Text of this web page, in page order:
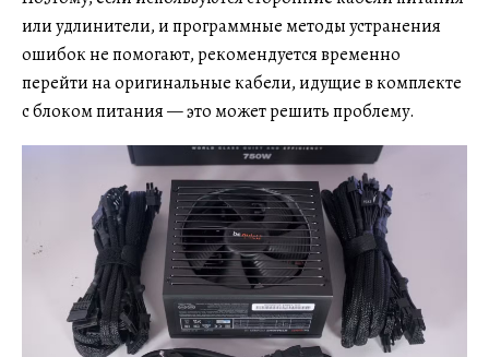
или удлинители, и программные методы устранения
ошибок не помогают, рекомендуется временно
перейти на оригинальные кабели, идущие в комплекте
с блоком питания — это может решить проблему.